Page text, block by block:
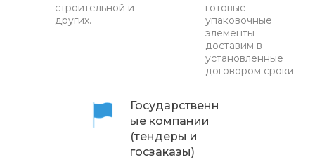
строительной и
других.
готовые
упаковочные
элементы
доставим в
установленные
договором сроки.
Государственн
ые компании
(тендеры и
госзаказы)